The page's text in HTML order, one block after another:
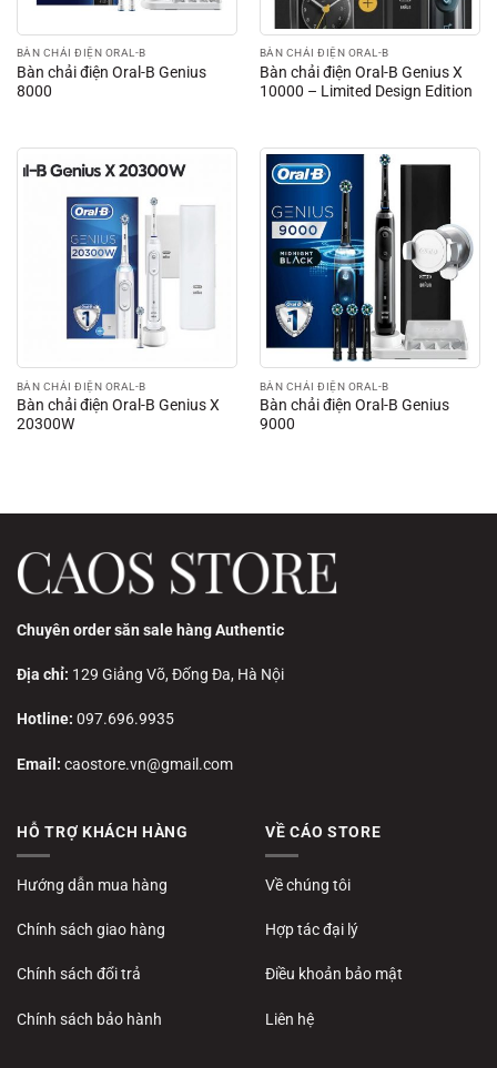
BÀN CHẢI ĐIỆN ORAL-B
Bàn chải điện Oral-B Genius
8000
BÀN CHẢI ĐIỆN ORAL-B
Bàn chải điện Oral-B Genius X
10000 – Limited Design Edition
BÀN CHẢI ĐIỆN ORAL-B
Bàn chải điện Oral-B Genius X
20300W
BÀN CHẢI ĐIỆN ORAL-B
Bàn chải điện Oral-B Genius
9000
Chuyên order săn sale hàng Authentic
Địa chỉ: 129 Giảng Võ, Đống Đa, Hà Nội
Hotline: 097.696.9935
Email: caostore.vn@gmail.com
HỖ TRỢ KHÁCH HÀNG
Hướng dẫn mua hàng
Chính sách giao hàng
Chính sách đổi trả
Chính sách bảo hành
VỀ CÁO STORE
Về chúng tôi
Hợp tác đại lý
Điều khoản bảo mật
Liên hệ